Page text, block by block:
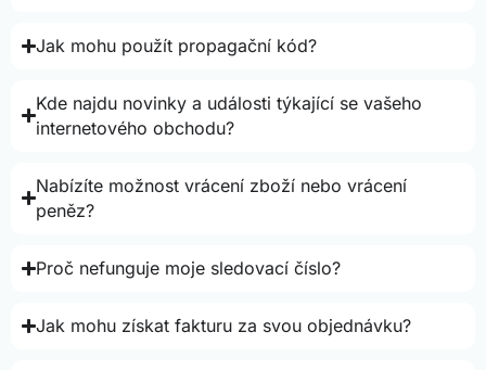
Jak mohu použít propagační kód?
Kde najdu novinky a události týkající se vašeho
internetového obchodu?
Nabízíte možnost vrácení zboží nebo vrácení
peněz?
Proč nefunguje moje sledovací číslo?
Jak mohu získat fakturu za svou objednávku?